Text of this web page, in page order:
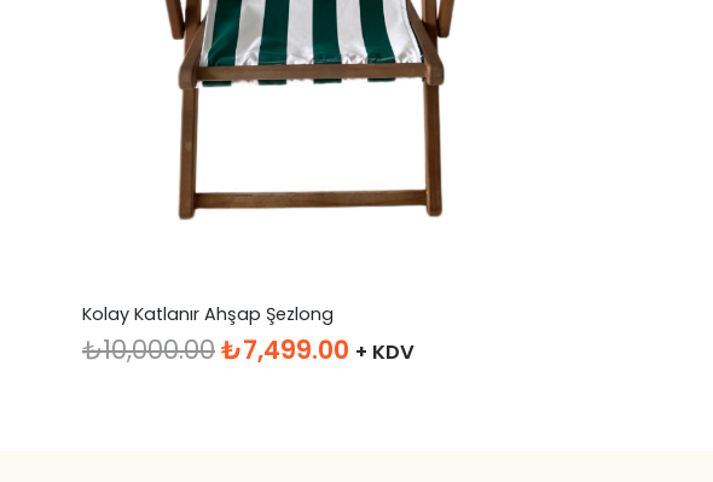
Kolay Katlanır Ahşap Şezlong
₺10,000.00Orijinal
₺7,499.00 Şu
+ KDV